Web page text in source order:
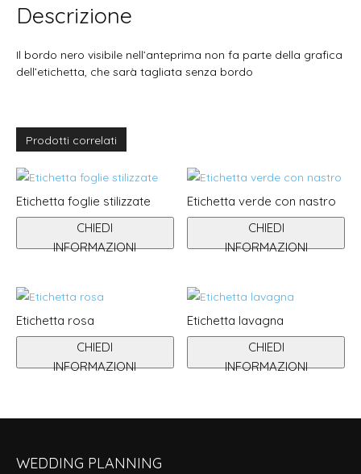
Descrizione
Il bordo nero visibile nell’anteprima non fa parte della grafica
dell’etichetta, che sarà tagliata senza bordo
Prodotti correlati
Etichetta foglie stilizzate
CHIEDI
INFORMAZIONI
Etichetta verde con nastro
CHIEDI
INFORMAZIONI
Etichetta rosa
CHIEDI
INFORMAZIONI
Etichetta lavagna
CHIEDI
INFORMAZIONI
WEDDING PLANNING